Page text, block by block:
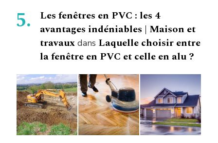
Les fenêtres en PVC : les 4
avantages indéniables | Maison et
travaux dans Laquelle choisir entre
la fenêtre en PVC et celle en alu ?